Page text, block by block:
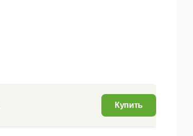
Купить